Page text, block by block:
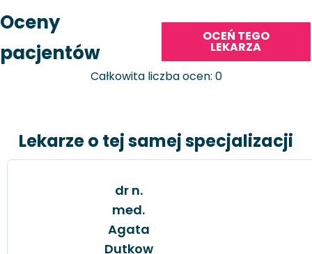
Oceny
pacjentów
OCEŃ TEGO
LEKARZA
Całkowita liczba ocen: 0
Lekarze o tej samej specjalizacji
dr n.
med.
Agata
Dutkow